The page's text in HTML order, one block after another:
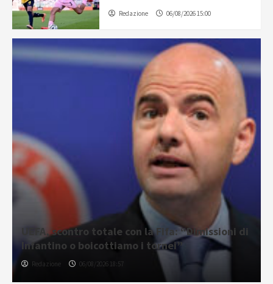
Redazione 06/08/2026 15:00
UEFA, scontro totale con la Fifa: “Dimissioni di
Infantino o boicottiamo i tornei”
Redazione 06/08/2026 18:57